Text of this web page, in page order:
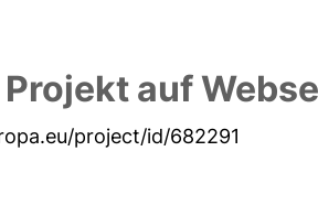
auf
project/id/682291